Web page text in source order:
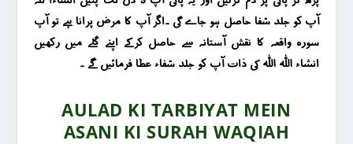
آپ کو جلد شفا حاصل ہو جاے گی ۔اگر آپ کا مرض پرانا ہے تو آپ
سورہ واقعہ کا نقش آستانہ سے حاصل کرکے اپنے گلے میں رکھیں
انشاء اللہ اللہ کی ذات آپ کو جلد شفاء عطا فرمائیں گے ۔
AULAD KI TARBIYAT MEIN
ASANI KI SURAH WAQIAH